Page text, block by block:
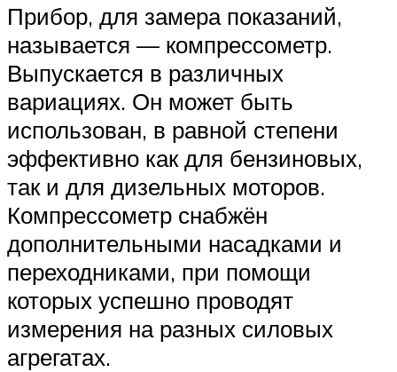
Прибор, для замера показаний,
называется — компрессометр.
Выпускается в различных
вариациях. Он может быть
использован, в равной степени
эффективно как для бензиновых,
так и для дизельных моторов.
Компрессометр снабжён
дополнительными насадками и
переходниками, при помощи
которых успешно проводят
измерения на разных силовых
агрегатах.